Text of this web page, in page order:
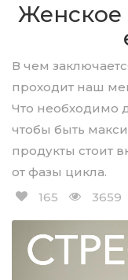
Женское
В чем
проходит наш
Что необходимо
чтобы быть
продукты стоит
от фазы цикла.
165
3659